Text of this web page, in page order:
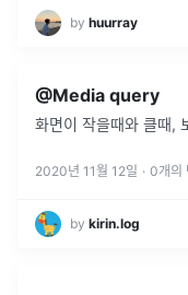
by huurray
@Media query
화면이 작을때와 클때,
2020년 11월 12일 · 0개의
by kirin.log